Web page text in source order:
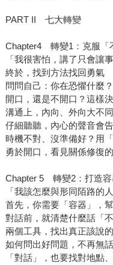
PART II 七大轉變
Chapter4 轉變1：克服「
「我很害怕，講了只會讓
終於，找到方法找回勇氣
問問自己：你在恐懼什麼？
開口，還是不開口？這樣
溝通上，內向、外向大不同
仔細聽聽，內心的聲音會
時機不對、沒準備好？用
勇於開口，看見關係修復
Chapter 5 轉變2：打造容
「我該怎麼與形同陌路的
首先，你需要「容器」，
對話前，就清楚什麼話「不
兩個工具，找出真正該說
如何問出好問題，不再無
「對話」，也要找對地